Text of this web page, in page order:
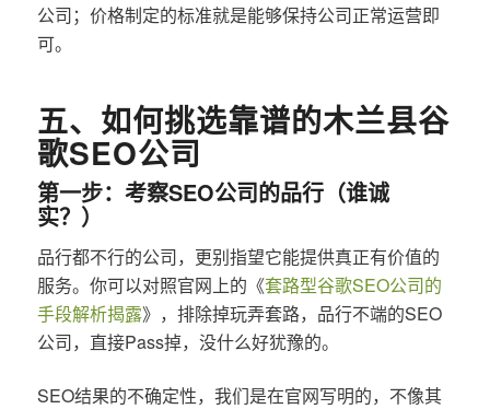
公司；价格制定的标准就是能够保持公司正常运营即
可。
五、如何挑选靠谱的木兰县谷
歌SEO公司
第一步：考察SEO公司的品行（谁诚
实？）
品行都不行的公司，更别指望它能提供真正有价值的
服务。你可以对照官网上的《套路型谷歌SEO公司的
手段解析揭露》，排除掉玩弄套路，品行不端的SEO
公司，直接Pass掉，没什么好犹豫的。
SEO结果的不确定性，我们是在官网写明的，不像其